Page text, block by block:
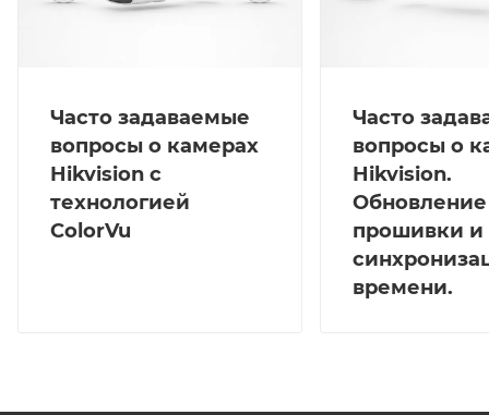
Часто задаваемые
вопросы о камерах
Hikvision с
технологией
ColorVu
Часто
вопросы о
Hikvision.
Обновление
прошивки и
времени.